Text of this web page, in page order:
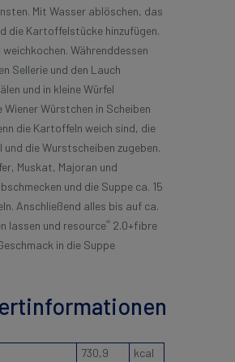
Mit Wasser ablöschen, das
die Kartoffelstücke hinzufügen.
Währenddessen
Sellerie und den Lauch
und in kleine Würfel
Wiener Würstchen in Scheiben
die Kartoffeln weich sind, die
und die Wurstscheiben zugeben.
Muskat, Majoran und
und die Suppe ca. 15
Anschließend alles bis auf ca.
lassen und resource® 2.0+fibre
in die Suppe
730,9
kcal